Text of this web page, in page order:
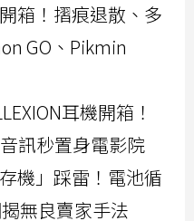
箱！摺痕退散、多
GO、Pikmin
耳機開箱！
訊秒置身電影院
機」踩雷！電池循
無良賣家手法